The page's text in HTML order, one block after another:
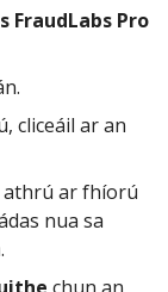
FraudLabs Pro
cliceáil ar an
athrú ar fhíorú
nua sa
.